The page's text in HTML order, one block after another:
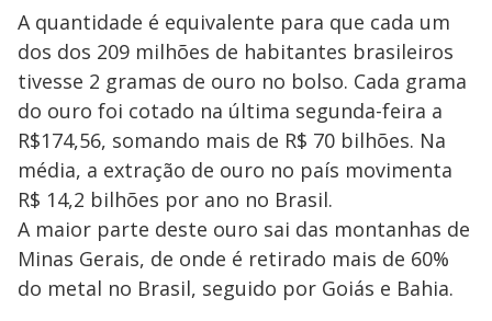
A quantidade é equivalente para que cada um
dos dos 209 milhões de habitantes brasileiros
tivesse 2 gramas de ouro no bolso. Cada grama
do ouro foi cotado na última segunda-feira a
R$174,56, somando mais de R$ 70 bilhões. Na
média, a extração de ouro no país movimenta
R$ 14,2 bilhões por ano no Brasil.
A maior parte deste ouro sai das montanhas de
Minas Gerais, de onde é retirado mais de 60%
do metal no Brasil, seguido por Goiás e Bahia.